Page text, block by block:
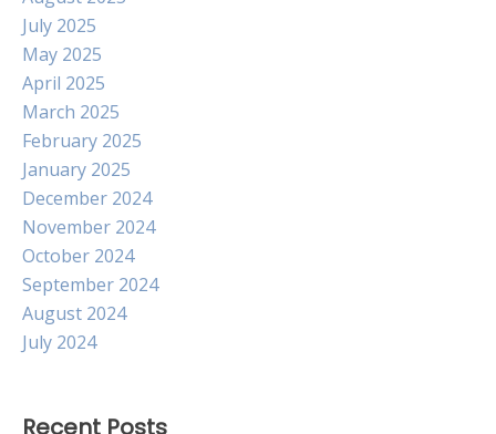
July 2025
May 2025
April 2025
March 2025
February 2025
January 2025
December 2024
November 2024
October 2024
September 2024
August 2024
July 2024
Recent Posts